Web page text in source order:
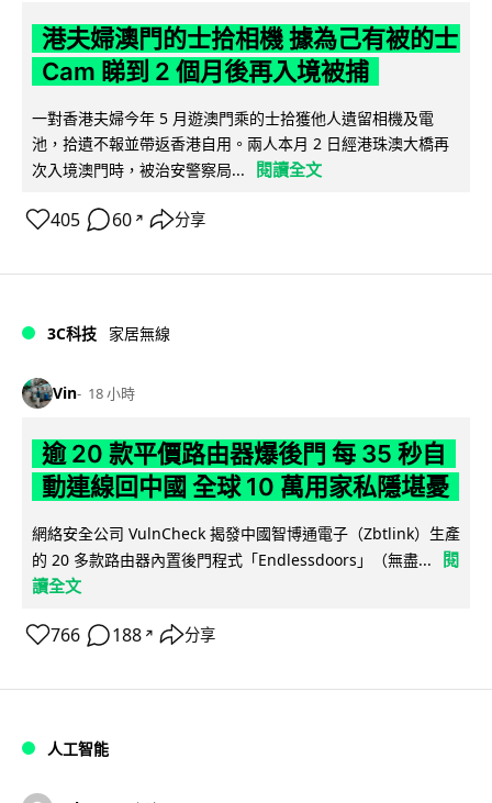
港夫婦澳門的士拾相機 據為己有被的士
Cam 睇到 2 個月後再入境被捕
一對香港夫婦今年 5 月遊澳門乘的士拾獲他人遺留相機及電
池，拾遺不報並帶返香港自用。兩人本月 2 日經港珠澳大橋再
次入境澳門時，被治安警察局...
閱讀全文
405 60 ↗ 分享
3C科技 家居無線
Vin 18 小時
逾 20 款平價路由器爆後門 每 35 秒自
動連線回中國 全球 10 萬用家私隱堪憂
網絡安全公司 VulnCheck 揭發中國智博通電子（Zbtlink）生產
的 20 多款路由器內置後門程式「Endlessdoors」（無盡...
閱
讀全文
766 188 ↗ 分享
人工智能